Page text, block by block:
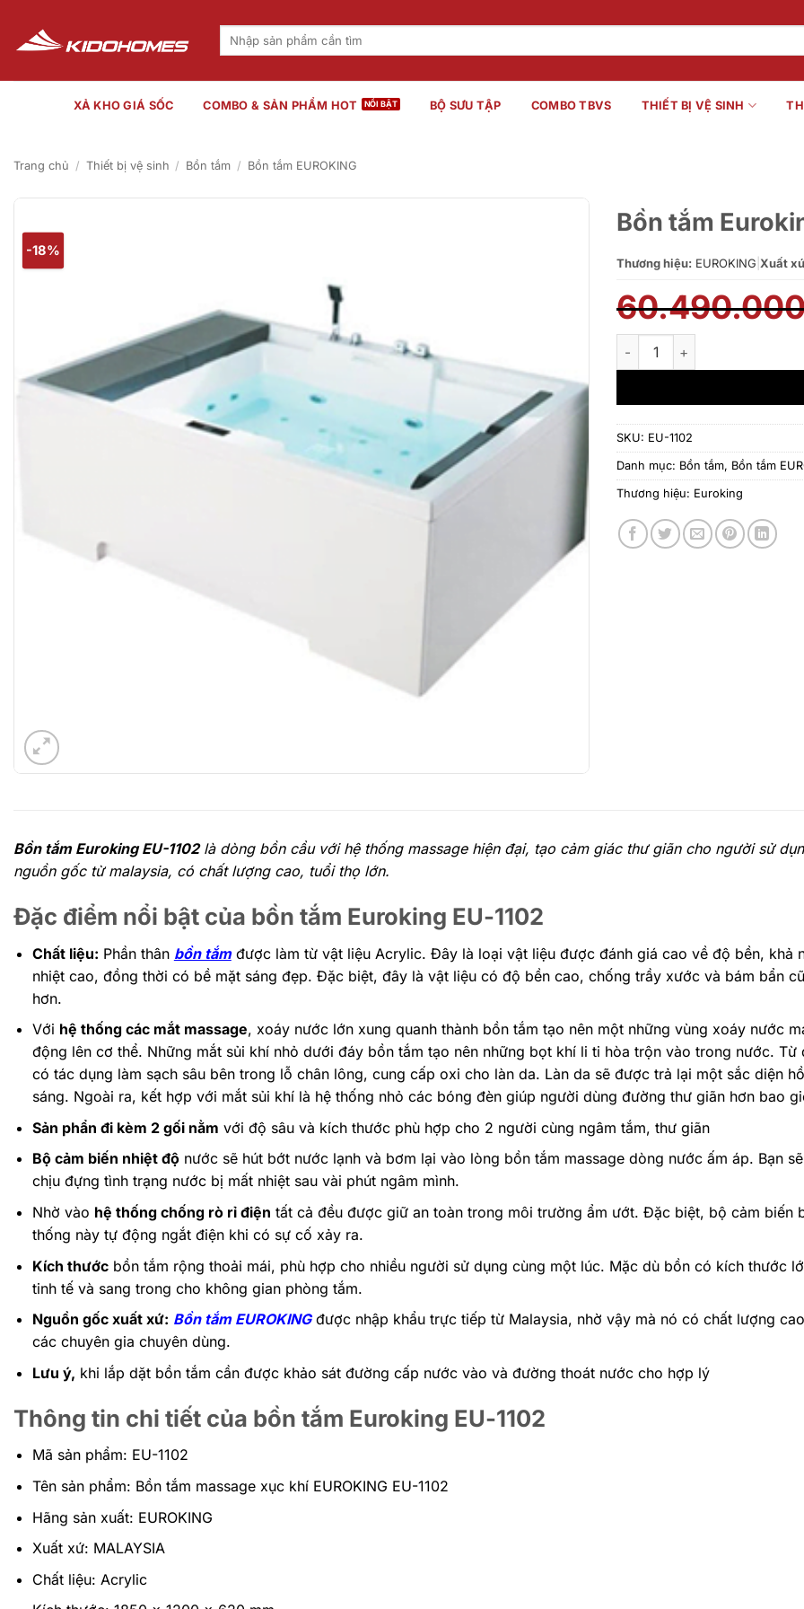
nội
dung
Tìm
XẢ KHO GIÁ SỐC COMBO & SẢN PHẨM HOT BỘ SƯU TẬP COMBO TBVS THIẾT BỊ VỆ SINH
Trang chủ / Thiết bị vệ sinh / Bồn tắm / Bồn tắm EUROKING
-18%
Bồn tắm
Thương hiệu: EUROKING Xuất
Bồn tắm Euroking EU-1102 số
SKU: EU-1102
Danh mục: Bồn tắm, Bồn tắm
Thương hiệu: Euroking
Bồn tắm Euroking EU-1102là dòng bồn cầu với hệ thống massage hiện đại, tạo cảm giác thư giãn cho người sử
nguồn gốc từ malaysia, có chất lượng cao, tuổi thọ lớn.
Đặc điểm nổi bật của bồn tắm Euroking EU-1102
Chất liệu: Phần thân bồn tắmđược làm từ vật liệu Acrylic. Đây là loại vật liệu được đánh giá cao về độ bền, khả
nhiệt cao, đồng thời có bề mặt sáng đẹp. Đặc biệt, đây là vật liệu có độ bền cao, chống trầy xước và bám bẩn
hơn.
Với hệ thống các mắt massage, xoáy nước lớn xung quanh thành bồn tắm tạo nên một những vùng xoáy nước
động lên cơ thể. Những mắt sủi khí nhỏ dưới đáy bồn tắm tạo nên những bọt khí li ti hòa trộn vào trong nước. Từ
có tác dụng làm sạch sâu bên trong lỗ chân lông, cung cấp oxi cho làn da. Làn da sẽ được trả lại một sắc diện
sáng. Ngoài ra, kết hợp với mắt sủi khí là hệ thống nhỏ các bóng đèn giúp người dùng đường thư giãn hơn bao
Sản phẩn đi kèm 2 gối nằm với độ sâu và kích thước phù hợp cho 2 người cùng ngâm tắm, thư giãn
Bộ cảm biến nhiệt độnước sẽ hút bớt nước lạnh và bơm lại vào lòng bồn tắm massage dòng nước ấm áp. Bạn
chịu đựng tình trạng nước bị mất nhiệt sau vài phút ngâm mình.
Nhờ vào hệ thống chống rò rỉ điện tất cả đều được giữ an toàn trong môi trường ẩm ướt. Đặc biệt, bộ cảm biến
thống này tự động ngắt điện khi có sự cố xảy ra.
Kích thướcbồn tắm rộng thoải mái, phù hợp cho nhiều người sử dụng cùng một lúc. Mặc dù bồn có kích thước
tinh tế và sang trong cho không gian phòng tắm.
Nguồn gốc xuất xứ: Bồn tắm EUROKINGđược nhập khẩu trực tiếp từ Malaysia, nhờ vậy mà nó có chất lượng
các chuyên gia chuyên dùng.
Lưu ý, khi lắp dặt bồn tắm cần được khảo sát đường cấp nước vào và đường thoát nước cho hợp lý
Thông tin chi tiết của bồn tắm Euroking EU-1102
Mã sản phẩm: EU-1102
Tên sản phẩm: Bồn tắm massage xục khí EUROKING EU-1102
Hãng sản xuất: EUROKING
Xuất xứ: MALAYSIA
Chất liệu: Acrylic